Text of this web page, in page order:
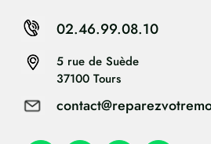
5 rue de Suède
37100 Tours
02.46.99.08.10